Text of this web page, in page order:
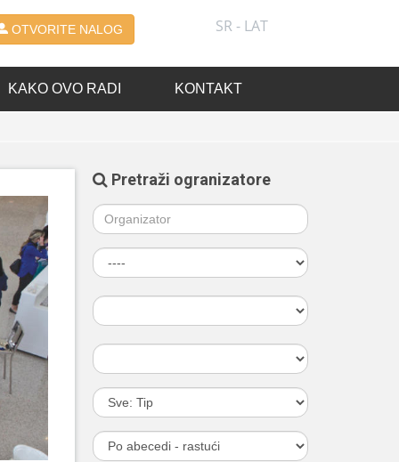
OTVORITE NALOG SR - LAT
KAKO OVO RADI KONTAKT
Pretraži ogranizatore